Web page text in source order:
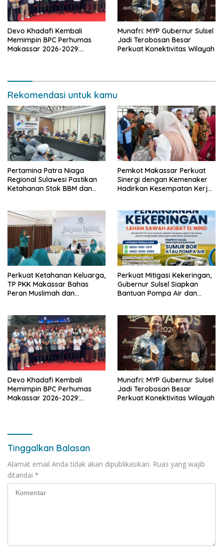
Devo Khadafi Kembali
Memimpin BPC Perhumas
Makassar 2026-2029:
Munafri: MYP Gubernur Sulsel
Jadi Terobosan Besar
Perkuat Konektivitas Wilayah
Rekomendasi untuk kamu
Pertamina Patra Niaga
Regional Sulawesi Pastikan
Ketahanan Stok BBM dan
Pemkot Makassar Perkuat
Sinergi dengan Kemenaker
Hadirkan Kesempatan Kerja
Perkuat Ketahanan Keluarga,
TP PKK Makassar Bahas
Peran Muslimah dan
Perkuat Mitigasi Kekeringan,
Gubernur Sulsel Siapkan
Bantuan Pompa Air dan
Devo Khadafi Kembali
Memimpin BPC Perhumas
Makassar 2026-2029:
Munafri: MYP Gubernur Sulsel
Jadi Terobosan Besar
Perkuat Konektivitas Wilayah
Tinggalkan Balasan
Alamat email Anda tidak akan dipublikasikan. Ruas yang wajib
ditandai *